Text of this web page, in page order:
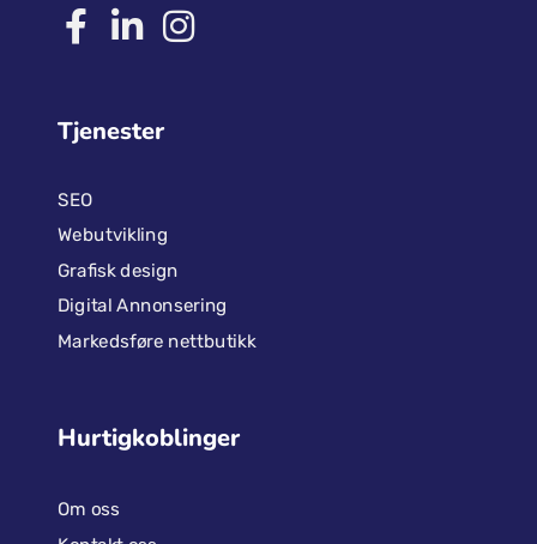
Tjenester
SEO
Webutvikling
Grafisk design
Digital Annonsering
Markedsføre nettbutikk
Hurtigkoblinger
Om oss